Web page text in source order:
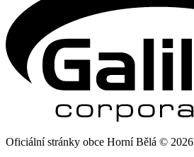
Oficiální stránky obce Horní Bělá © 2026